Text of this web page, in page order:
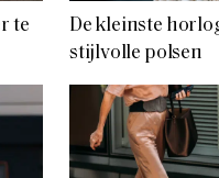
te
De kleinste
stijlvolle polsen